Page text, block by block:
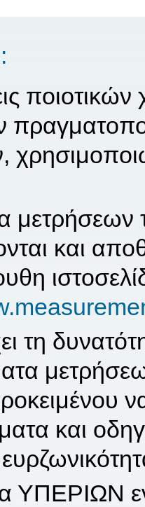
και
τη
και
ΥΠΕΡΙΩΝ